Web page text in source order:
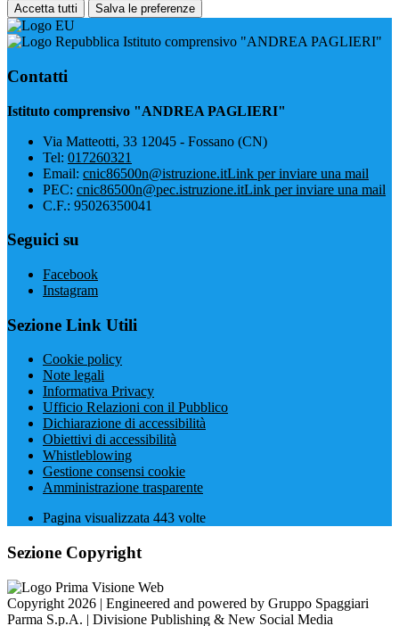
Accetta tutti Salva le preferenze
Istituto comprensivo "ANDREA PAGLIERI"
Contatti
Istituto comprensivo "ANDREA PAGLIERI"
Via Matteotti, 33 12045 - Fossano (CN)
Tel: 017260321
Email: cnic86500n@istruzione.itLink per inviare una mail
PEC: cnic86500n@pec.istruzione.itLink per inviare una mail
C.F.: 95026350041
Seguici su
Facebook
Instagram
Sezione Link Utili
Cookie policy
Note legali
Informativa Privacy
Ufficio Relazioni con il Pubblico
Dichiarazione di accessibilità
Obiettivi di accessibilità
Whistleblowing
Gestione consensi cookie
Amministrazione trasparente
Pagina visualizzata 443 volte
Sezione Copyright
Copyright 2026 | Engineered and powered by Gruppo Spaggiari
Parma S.p.A. | Divisione Publishing & New Social Media